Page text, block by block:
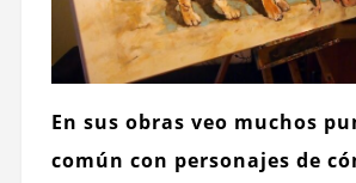
En sus obras veo muchos
común con personajes de